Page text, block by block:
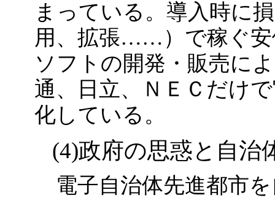
まっている。導入時に
用、拡張……）で稼ぐ安
ソフトの開発・販売に
通、日立、ＮＥＣだけ
化している。
(4)政府の思惑と自治
電子自治体先進都市